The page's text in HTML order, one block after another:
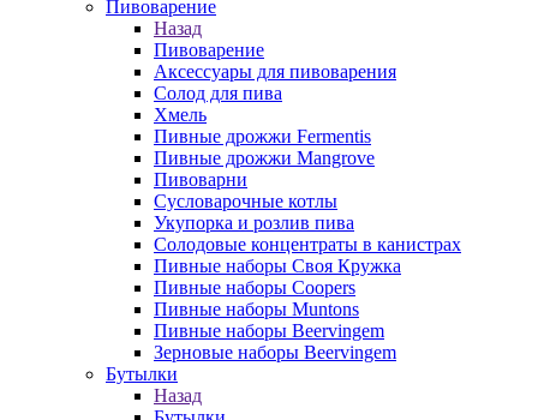
Пивоварение
Назад
Пивоварение
Аксессуары для пивоварения
Солод для пива
Хмель
Пивные дрожжи Fermentis
Пивные дрожжи Mangrove
Пивоварни
Сусловарочные котлы
Укупорка и розлив пива
Солодовые концентраты в канистрах
Пивные наборы Своя Кружка
Пивные наборы Coopers
Пивные наборы Muntons
Пивные наборы Beervingem
Зерновые наборы Beervingem
Бутылки
Назад